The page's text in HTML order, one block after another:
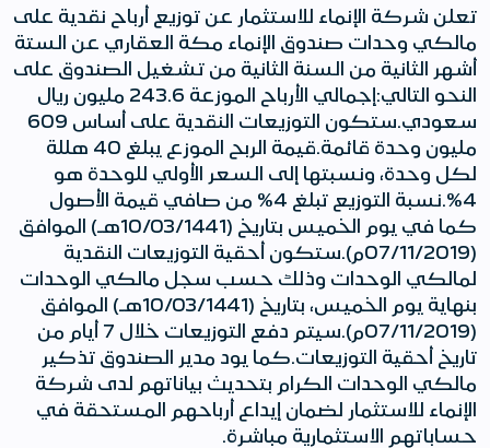
تعلن شركة الإنماء للاستثمار عن توزيع أرباح نقدية على
مالكي وحدات صندوق الإنماء مكة العقاري عن الستة
أشهر الثانية من السنة الثانية من تشغيل الصندوق على
النحو التالي:إجمالي الأرباح الموزعة 243.6 مليون ريال
سعودي.ستكون التوزيعات النقدية على أساس 609
مليون وحدة قائمة.قيمة الربح الموزع يبلغ 40 هللة
لكل وحدة، ونسبتها إلى السعر الأولي للوحدة هو
4%.نسبة التوزيع تبلغ 4% من صافي قيمة الأصول
كما في يوم الخميس بتاريخ (10/03/1441هـ) الموافق
(07/11/2019م).ستكون أحقية التوزيعات النقدية
لمالكي الوحدات وذلك حسب سجل مالكي الوحدات
بنهاية يوم الخميس، بتاريخ (10/03/1441هـ) الموافق
(07/11/2019م).سيتم دفع التوزيعات خلال 7 أيام من
تاريخ أحقية التوزيعات.كما يود مدير الصندوق تذكير
مالكي الوحدات الكرام بتحديث بياناتهم لدى شركة
الإنماء للاستثمار لضمان إيداع أرباحهم المستحقة في
حساباتهم الاستثمارية مباشرة.